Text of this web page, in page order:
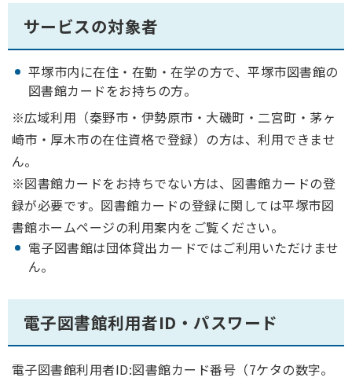
サービスの対象者
平塚市内に在住・在勤・在学の方で、平塚市図書館の
図書館カードをお持ちの方。
※広域利用（秦野市・伊勢原市・大磯町・二宮町・茅ヶ
崎市・厚木市の在住資格で登録）の方は、利用できませ
ん。
※図書館カードをお持ちでない方は、図書館カードの登
録が必要です。図書館カードの登録に関しては平塚市図
書館ホームページの利用案内をご覧ください。
電子図書館は団体貸出カードではご利用いただけませ
ん。
電子図書館利用者ID・パスワード
電子図書館利用者ID:図書館カード番号（7ケタの数字。